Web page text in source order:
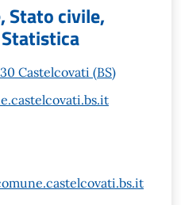
Stato civile,
Castelcovati (BS)